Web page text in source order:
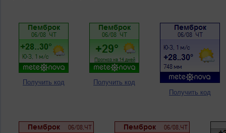
Получить код
Получить код
Получить код